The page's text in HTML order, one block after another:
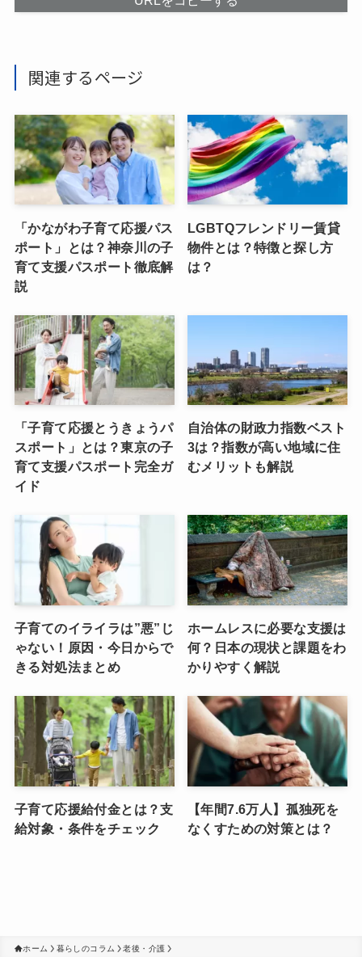
関連するページ
「かながわ子育て応援パス
ポート」とは？神奈川の子
育て支援パスポート徹底解
説
LGBTQフレンドリー賃貸
物件とは？特徴と探し方
は？
「子育て応援とうきょうパ
スポート」とは？東京の子
育て支援パスポート完全ガ
イド
自治体の財政力指数ベスト
3は？指数が高い地域に住
むメリットも解説
子育てのイライラは”悪”じ
ゃない！原因・今日からで
きる対処法まとめ
ホームレスに必要な支援は
何？日本の現状と課題をわ
かりやすく解説
子育て応援給付金とは？支
給対象・条件をチェック
【年間7.6万人】孤独死を
なくすための対策とは？
ホーム 暮らしのコラム 老後・介護